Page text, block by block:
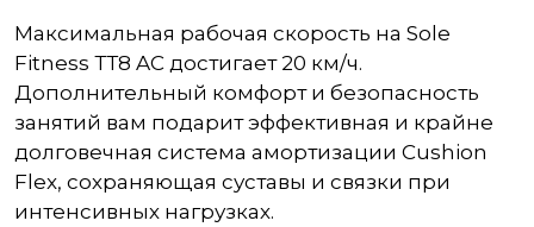
Максимальная рабочая скорость на Sole
Fitness ТТ8 AС достигает 20 км/ч.
Дополнительный комфорт и безопасность
занятий вам подарит эффективная и крайне
долговечная система амортизации Cushion
Flex, сохраняющая суставы и связки при
интенсивных нагрузках.